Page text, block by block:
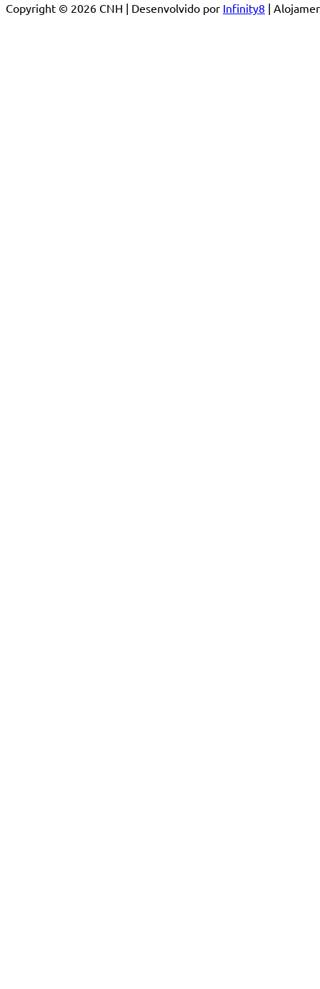
Copyright © 2026 CNH | Desenvolvido por Infinity8 |